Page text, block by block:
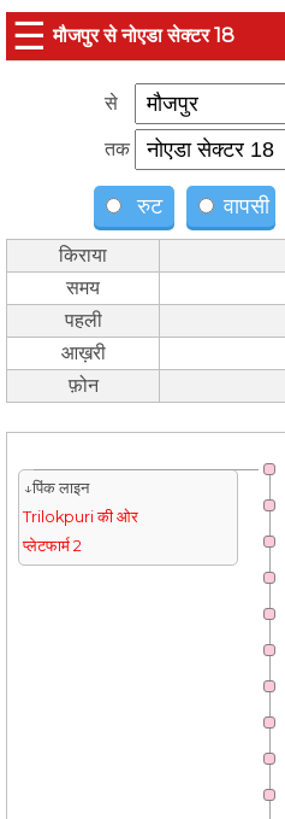
☰ मौजपुर से नोएडा सेक्टर 18
से
तक
रुट वापसी
किराया
समय
पहली
आख़री
फ़ोन
↓पिंक लाइन
Trilokpuri की ओर
प्लेटफार्म 2